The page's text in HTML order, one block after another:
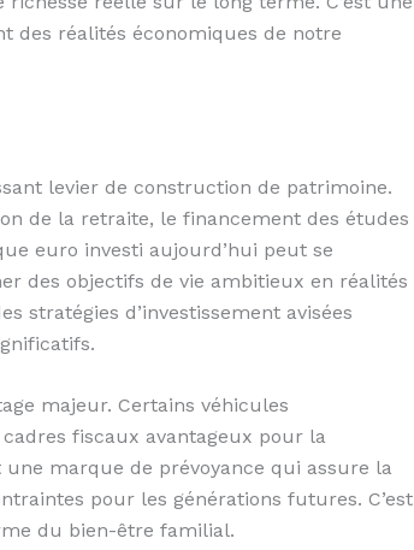
des réalités économiques de notre
levier de construction de patrimoine.
de la retraite, le financement des études
euro investi aujourd’hui peut se
des objectifs de vie ambitieux en réalités
stratégies d’investissement avisées
majeur. Certains véhicules
fiscaux avantageux pour la
marque de prévoyance qui assure la
pour les générations futures. C’est
du bien-être familial.